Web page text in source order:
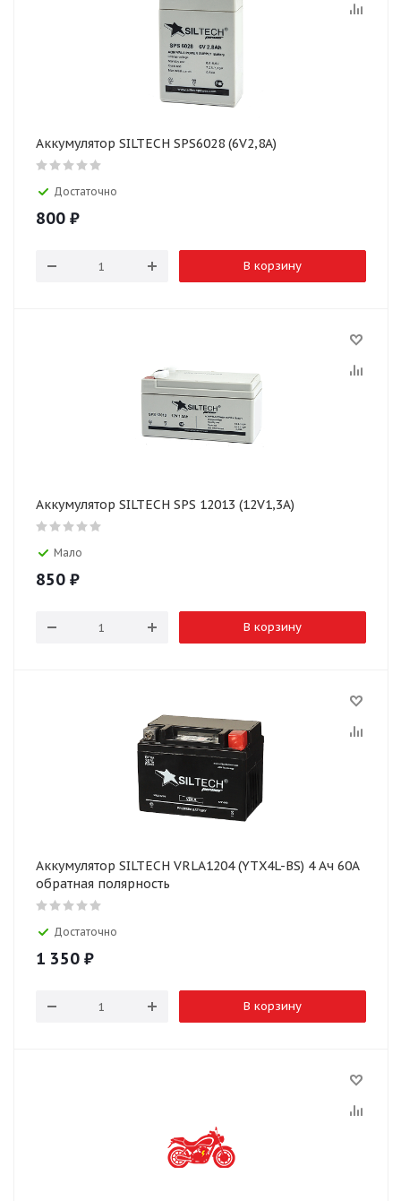
Аккумулятор SILTECH SPS6028 (6V2,8A)
Достаточно
800 ₽
В корзину
Аккумулятор SILTECH SPS 12013 (12V1,3A)
Мало
850 ₽
В корзину
Аккумулятор SILTECH VRLA1204 (YTX4L-BS) 4 Ач 60А
обратная полярность
Достаточно
1 350 ₽
В корзину